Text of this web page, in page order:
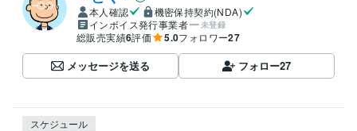
本人確認
機密保持契約(NDA)
インボイス発行事業者
未登録
総販売実績6評価 5.0フォロワー27
メッセージを送る フォロー27
スケジュール